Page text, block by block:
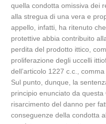
quella condotta omissiva dei
alla stregua di una vera e
appello, infatti, ha ritenuto
protettive abbia contribuito
perdita del prodotto ittico,
proliferazione degli uccelli
dell’articolo 1227 c.c., comma
Sul punto, dunque, la
principio enunciato da
risarcimento del danno per
conseguenze della condotta